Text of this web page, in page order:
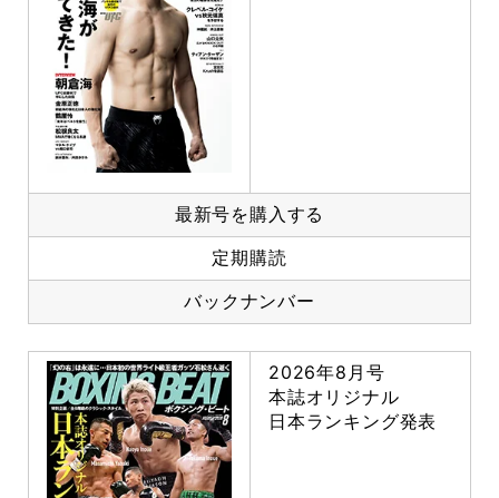
最新号を購入する
定期購読
バックナンバー
2026年8月号
本誌オリジナル
日本ランキング発表